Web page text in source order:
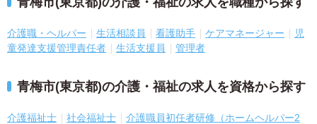
介護職・ヘルパー 生活相談員 看護助手 ケアマネージャー
児
童発達支援管理責任者
生活支援員 管理者
青梅市(東京都)の介護・福祉の求人を資格から探す
介護福祉士 社会福祉士
介護職員初任者研修（ホームヘルパー2